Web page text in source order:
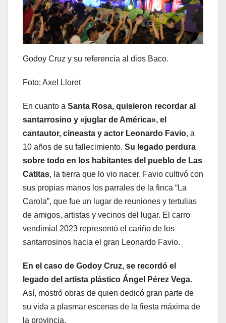
Godoy Cruz y su referencia al dios Baco.
Foto: Axel Lloret
En cuanto a Santa Rosa, quisieron recordar al
santarrosino y «juglar de América», el
cantautor, cineasta y actor Leonardo Favio, a
10 años de su fallecimiento. Su legado perdura
sobre todo en los habitantes del pueblo de Las
Catitas, la tierra que lo vio nacer. Favio cultivó con
sus propias manos los parrales de la finca “La
Carola”, que fue un lugar de reuniones y tertulias
de amigos, artistas y vecinos del lugar. El carro
vendimial 2023 representó el cariño de los
santarrosinos hacia el gran Leonardo Favio.
En el caso de Godoy Cruz, se recordó el
legado del artista plástico Ángel Pérez Vega.
Así, mostró obras de quien dedicó gran parte de
su vida a plasmar escenas de la fiesta máxima de
la provincia.